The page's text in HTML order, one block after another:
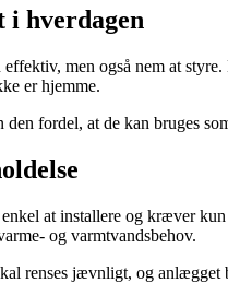
hverdagen
men også nem at
er hjemme.
fordel, at de kan bruges
at installere og kræver
og varmtvandsbehov.
renses jævnligt, og